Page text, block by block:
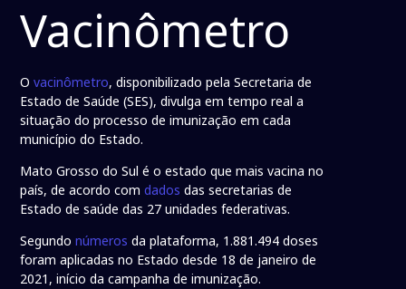
Vacinômetro
Ovacinômetro, disponibilizado pela Secretaria de
Estado de Saúde (SES), divulga em tempo real a
situação do processo de imunização em cada
município do Estado.
Mato Grosso do Sul é o estado que mais vacina no
país, de acordo comdados das secretarias de
Estado de saúde das 27 unidades federativas.
Segundonúmeros da plataforma, 1.881.494 doses
foram aplicadas no Estado desde 18 de janeiro de
2021, início da campanha de imunização.